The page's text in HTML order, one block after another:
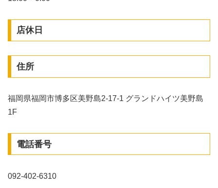
店休日
住所
福岡県福岡市博多区美野島2-17-1 グランドハイツ美野島
1F
電話番号
092-402-6310